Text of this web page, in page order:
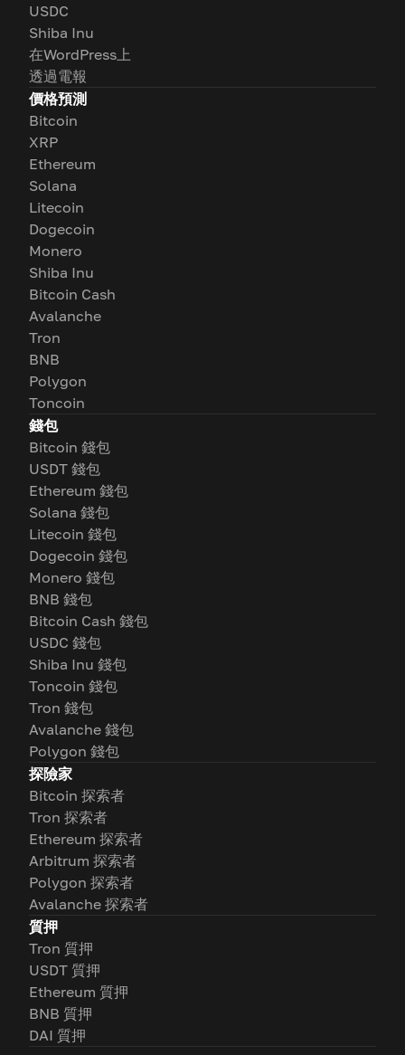
USDC
Shiba Inu
在WordPress上
透過電報
價格預測
Bitcoin
XRP
Ethereum
Solana
Litecoin
Dogecoin
Monero
Shiba Inu
Bitcoin Cash
Avalanche
Tron
BNB
Polygon
Toncoin
錢包
Bitcoin 錢包
USDT 錢包
Ethereum 錢包
Solana 錢包
Litecoin 錢包
Dogecoin 錢包
Monero 錢包
BNB 錢包
Bitcoin Cash 錢包
USDC 錢包
Shiba Inu 錢包
Toncoin 錢包
Tron 錢包
Avalanche 錢包
Polygon 錢包
探險家
Bitcoin 探索者
Tron 探索者
Ethereum 探索者
Arbitrum 探索者
Polygon 探索者
Avalanche 探索者
質押
Tron 質押
USDT 質押
Ethereum 質押
BNB 質押
DAI 質押